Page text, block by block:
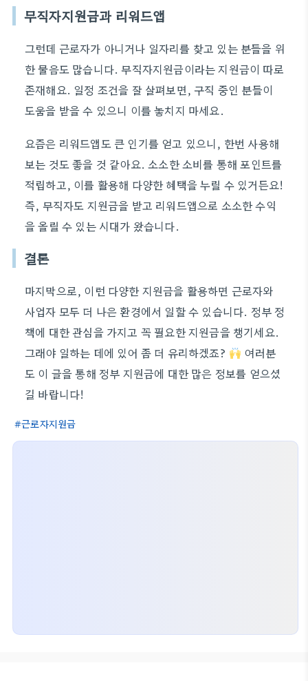
무직자지원금과 리워드앱
그런데 근로자가 아니거나 일자리를 찾고 있는 분들을 위
한 물음도 많습니다. 무직자지원금이라는 지원금이 따로
존재해요. 일정 조건을 잘 살펴보면, 구직 중인 분들이
도움을 받을 수 있으니 이를 놓치지 마세요.
요즘은 리워드앱도 큰 인기를 얻고 있으니, 한번 사용해
보는 것도 좋을 것 같아요. 소소한 소비를 통해 포인트를
적립하고, 이를 활용해 다양한 혜택을 누릴 수 있거든요!
즉, 무직자도 지원금을 받고 리워드앱으로 소소한 수익
을 올릴 수 있는 시대가 왔습니다.
결론
마지막으로, 이런 다양한 지원금을 활용하면 근로자와
사업자 모두 더 나은 환경에서 일할 수 있습니다. 정부 정
책에 대한 관심을 가지고 꼭 필요한 지원금을 챙기세요.
그래야 일하는 데에 있어 좀 더 유리하겠죠?
여러분
도 이 글을 통해 정부 지원금에 대한 많은 정보를 얻으셨
길 바랍니다!
근로자지원금